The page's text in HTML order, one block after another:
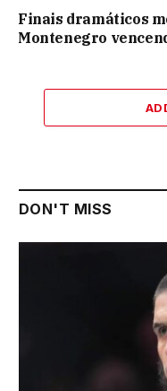
Finais dramáticos
Montenegro
DON'T MISS